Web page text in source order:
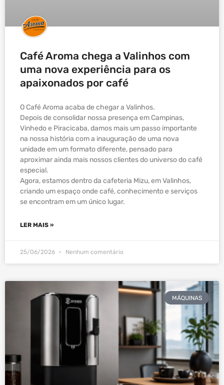
Café Aroma chega a Valinhos com
uma nova experiência para os
apaixonados por café
O Café Aroma acaba de chegar a Valinhos.
Depois de consolidar nossa presença em Campinas,
Vinhedo e Piracicaba, damos mais um passo importante
na nossa história com a inauguração de uma nova
unidade em um formato diferente, pensado para
aproximar ainda mais nossos clientes do universo do café
especial.
Agora, estamos dentro da cafeteria Mizu, em Valinhos,
criando um espaço onde café, conhecimento e serviços
se encontram em um único lugar.
LER MAIS »
25/06/2026 Nenhum comentário
MÁQUINAS